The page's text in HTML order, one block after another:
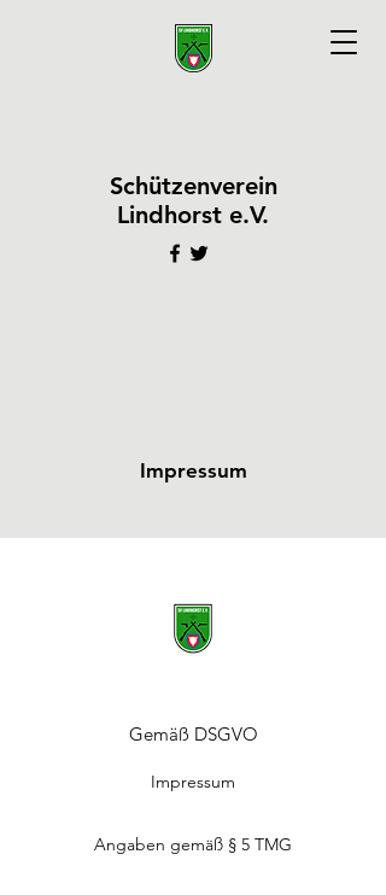
Schützenverein
Lindhorst e.V.
Impressum
Gemäß DSGVO
Impressum
Angaben gemäß § 5 TMG